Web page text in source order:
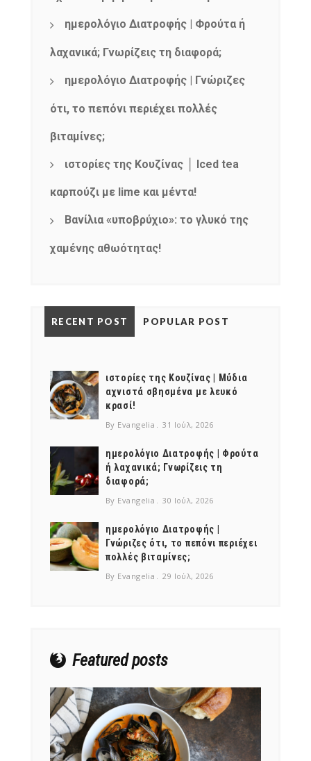
ημερολόγιο Διατροφής | Φρούτα ή
λαχανικά; Γνωρίζεις τη διαφορά;
ημερολόγιο Διατροφής | Γνώριζες
ότι, το πεπόνι περιέχει πολλές
βιταμίνες;
ιστορίες της Κουζίνας │ Iced tea
καρπούζι με lime και μέντα!
Βανίλια «υποβρύχιο»: το γλυκό της
χαμένης αθωότητας!
RECENT POST POPULAR POST
ιστορίες της Κουζίνας | Μύδια
αχνιστά σβησμένα με λευκό
κρασί!
By Evangelia 31 Ιούλ, 2026
ημερολόγιο Διατροφής | Φρούτα
ή λαχανικά; Γνωρίζεις τη
διαφορά;
By Evangelia 30 Ιούλ, 2026
ημερολόγιο Διατροφής |
Γνώριζες ότι, το πεπόνι περιέχει
πολλές βιταμίνες;
By Evangelia 29 Ιούλ, 2026
Featured posts
NEWSLETTER
Get ti
your favorite
products